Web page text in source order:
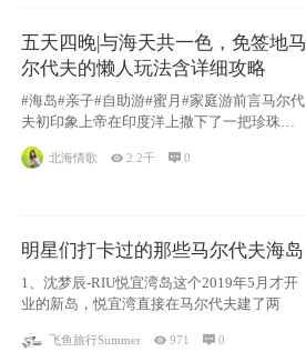
五天四晚|与海天共一色，免签地马
尔代夫的懒人玩法含详细攻略
#海岛#亲子#自助游#蜜月#家庭游前言马尔代
夫初印象上帝在印度洋上撒下了一把珍珠，
北海情歌 2.2千 0
明星们打卡过的那些马尔代夫海岛
1、沈梦辰-RIU悦宜湾岛这个2019年5月才开
业的新岛，悦宜湾直接在马尔代夫建了两
飞鱼旅行Summer 971 0